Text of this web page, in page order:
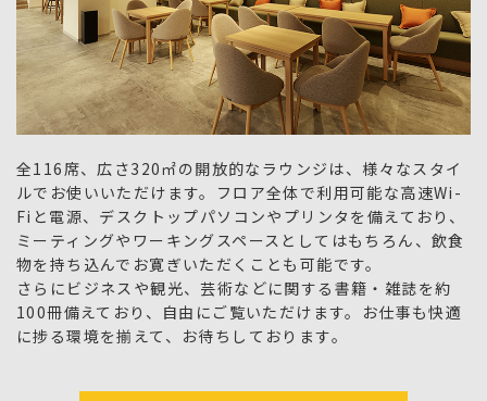
全116席、広さ320㎡の開放的なラウンジは、様々なスタイ
ルでお使いいただけます。フロア全体で利用可能な高速Wi-
Fiと電源、デスクトップパソコンやプリンタを備えており、
ミーティングやワーキングスペースとしてはもちろん、飲食
物を持ち込んでお寛ぎいただくことも可能です。
さらにビジネスや観光、芸術などに関する書籍・雑誌を約
100冊備えており、自由にご覧いただけます。お仕事も快適
に捗る環境を揃えて、お待ちしております。